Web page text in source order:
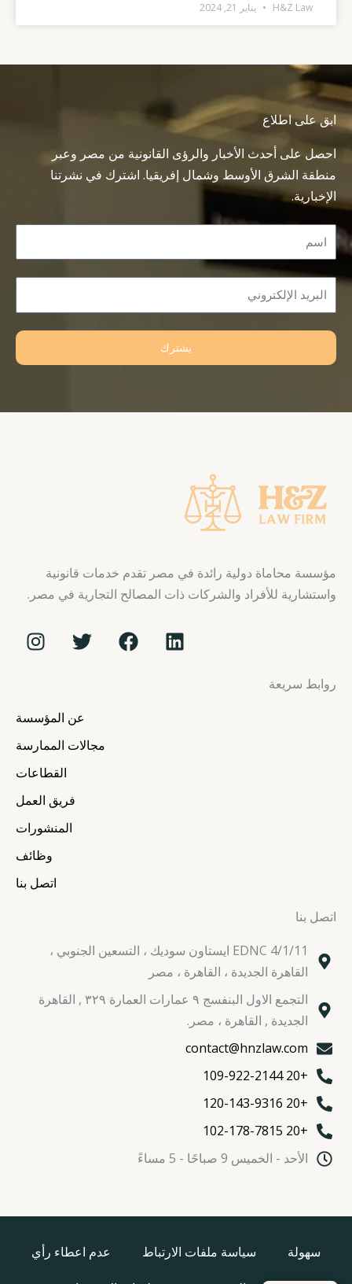
H&Z Law يناير 21, 2024
ابق على اطلاع
احصل على أحدث الأخبار والرؤى القانونية من مصر وعبر
منطقة الشرق الأوسط وشمال إفريقيا. اشترك في نشرتنا
الإخبارية.
Name
Email
يشترك
مؤسسة محاماة دولية رائدة في مصر تقدم خدمات قانونية
واستشارية للأفراد والشركات ذات المصالح التجارية في مصر.
L
i
F
a
T
w
t
e
r
I
n
g
r
a
m
روابط سريعة
عن المؤسسة
مجالات الممارسة
القطاعات
فريق العمل
المنشورات
وظائف
اتصل بنا
اتصل بنا
EDNC 4/1/11 ايستاون سوديك ، التسعين الجنوبي ،
القاهرة الجديدة ، القاهرة ، مصر
التجمع الاول البنفسج ٩ عمارات العمارة ٣٢٩ , القاهرة
الجديدة , القاهرة ، مصر.
contact@hnzlaw.com
+20 109-922-2144
+20 120-143-9316
+20 102-178-7815
الأحد - الخميس 9 صباحًا - 5 مساءً
سهولة سياسة ملفات الارتباط عدم اعطاء رأي